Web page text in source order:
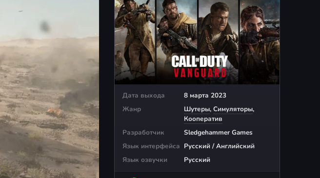
Дата выхода
8 марта 2023
Жанр
Шутеры, Симуляторы,
Кооператив
Разработчик
Sledgehammer Games
Язык интерфейса Русский / Английский
Язык озвучки
Русский